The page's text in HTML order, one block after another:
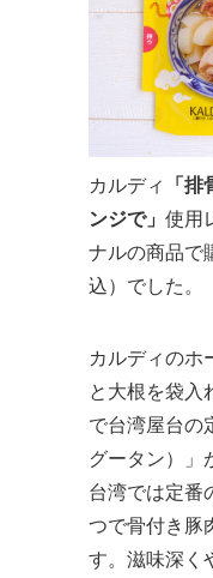
カルディ
「
ンジで」 使用
ナルの商品で
込）でした。
カルディのホ
と大根を袋入
で台湾屋台の
グータン）」
台湾では定番
つで骨付き豚
す。滋味深く